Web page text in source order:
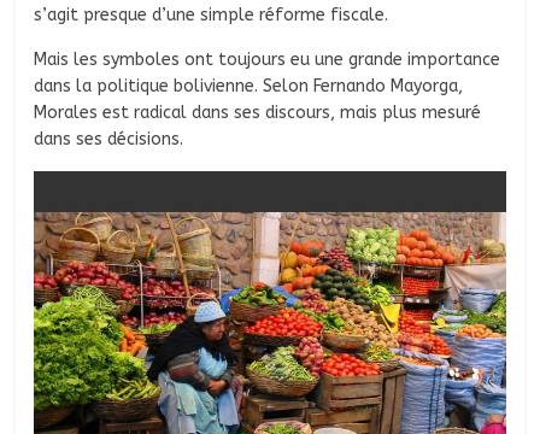
s’agit presque d’une simple réforme fiscale.
Mais les symboles ont toujours eu une grande importance
dans la politique bolivienne. Selon Fernando Mayorga,
Morales est radical dans ses discours, mais plus mesuré
dans ses décisions.